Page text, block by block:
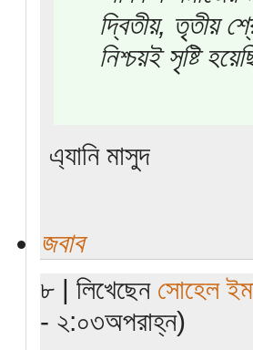
দ্বিতীয়, তৃতীয়
নিশ্চয়ই সৃষ্টি
এ্যানি মাসুদ
জবাব
৮ | লিখেছেন সোহেল
- ২:০৩অপরাহ্ন)